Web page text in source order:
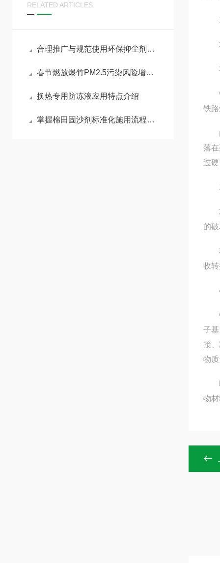
RELATED ARTICLES
合理推广与规范使用环保抑尘剂助力各行业扬尘达标治理
春节燃放爆竹PM2.5污染风险增加，如何做好污染防治工作
换热专用防冻液应用特点介绍
掌握棉田固沙剂标准化施用流程减少风沙侵蚀对棉苗的损伤
1.
2.
3.
铁
铁
由
落
过
1
2
的
3
收
4
铁
子
接
物
喷
物